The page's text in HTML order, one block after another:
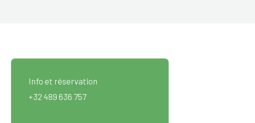
Info et réservation
+32 489 636 757